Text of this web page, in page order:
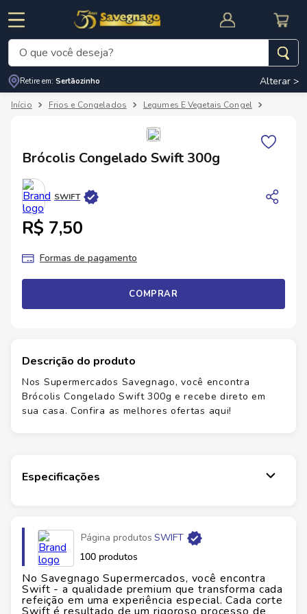
CUPOM DE DESCONTO
O que você deseja?
Retire em: Sertãozinho Alterar >
Frios e Congelados Legumes E Vegetais Congel
Brócolis Congelado Swift 300g
SWIFT
R$ 7,50
Formas de pagamento
COMPRAR
Descrição do produto
Nos Supermercados Savegnago, você encontra
Brócolis Congelado Swift 300g e recebe direto em
sua casa. Confira as melhores ofertas aqui!
Especificações
Página produtos SWIFT
100 produtos
No Savegnago Supermercados, você encontra
Swift - a qualidade premium que transforma cada
refeição em uma experiência especial. Cada corte
Termos mais buscados
3º
cerveja
4º
carne
5º arroz